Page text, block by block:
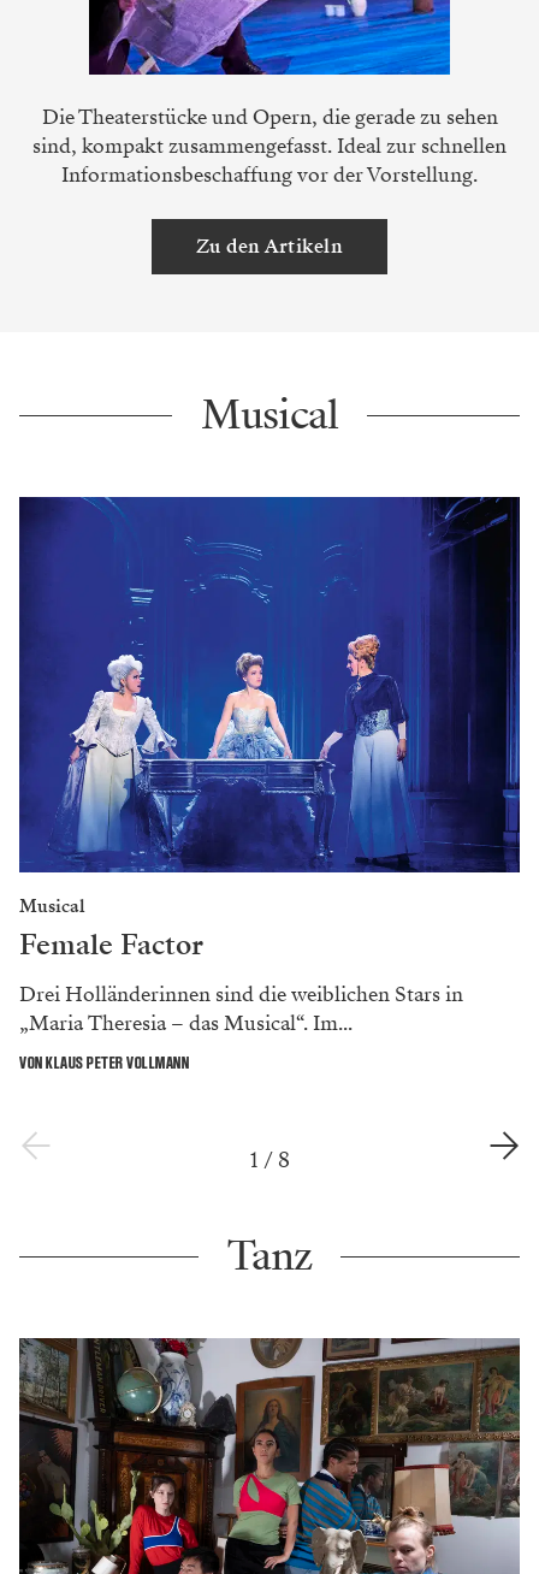
Die Theaterstücke und Opern, die gerade zu sehen
sind, kompakt zusammengefasst. Ideal zur schnellen
Informationsbeschaffung vor der Vorstellung.
Zu den Artikeln
Musical
Musical
Female Factor
Drei Holländerinnen sind die weiblichen Stars in
„Maria Theresia – das Musical“. Im...
VON KLAUS PETER VOLLMANN
1 / 8
Tanz